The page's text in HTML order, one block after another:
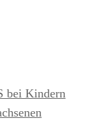
bei Kindern